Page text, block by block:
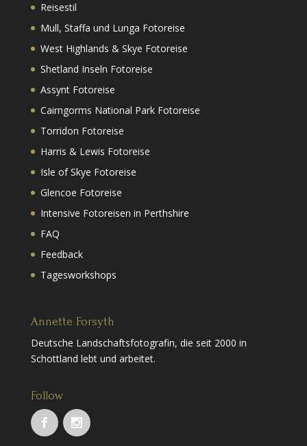
Reisestil
Mull, Staffa und Lunga Fotoreise
West Highlands & Skye Fotoreise
Shetland Inseln Fotoreise
Assynt Fotoreise
Cairngorms National Park Fotoreise
Torridon Fotoreise
Harris & Lewis Fotoreise
Isle of Skye Fotoreise
Glencoe Fotoreise
Intensive Fotoreisen in Perthshire
FAQ
Feedback
Tagesworkshops
Annette Forsyth
Deutsche Landschaftsfotografin, die seit 2000 in
Schottland lebt und arbeitet.
Follow